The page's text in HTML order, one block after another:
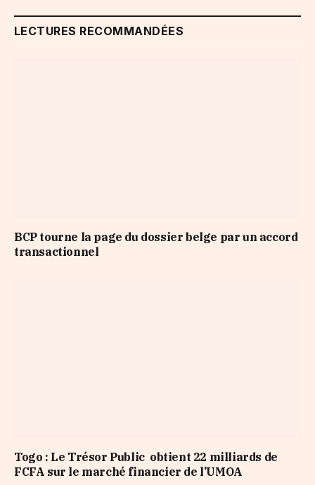
LECTURES RECOMMANDÉES
BCP tourne la page du dossier belge par un accord
transactionnel
Togo : Le Trésor Public obtient 22 milliards de
FCFA sur le marché financier de l’UMOA